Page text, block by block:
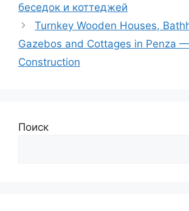
беседок и коттеджей
Turnkey Wooden Houses,
Gazebos and Cottages in Penza
Construction
Поиск